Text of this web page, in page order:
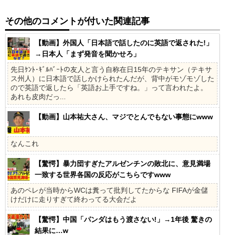
その他のコメントが付いた関連記事
【動画】外国人「日本語で話したのに英語で返された!」
→日本人「まず発音を聞かせろ」
先日ｹﾝﾄ･ｷﾞﾙﾊﾞｰﾄの友人と言う自称在日15年のテキサン（テキサ
ス州人）に日本語で話しかけられたんだが、背中がモゾモゾした
ので英語で返したら「英語お上手ですね。」って言われたよ。
あれも皮肉だっ...
【動画】山本祐大さん、マジでとんでもない事態にwww
なんこれ
【驚愕】暴力団すぎたアルゼンチンの敗北に、意見満場
一致する世界各国の反応がこちらですwww
あのペレが当時からWCは糞って批判してたからな FIFAが金儲
けだけに走りすぎて終わってる大会だよ
【驚愕】中国「パンダはもう渡さない!」→1年後 驚きの
結果に…w